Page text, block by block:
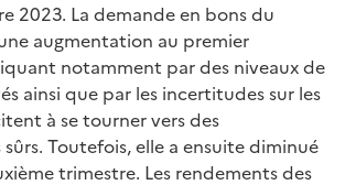
2023. La demande en bons du
augmentation au premier
notamment par des niveaux de
ainsi que par les incertitudes sur les
à se tourner vers des
Toutefois, elle a ensuite diminué
trimestre. Les rendements des